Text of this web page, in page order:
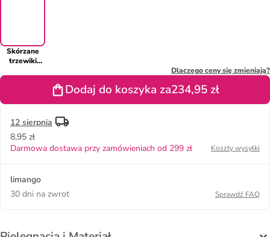
Skórzane
trzewiki
Dlaczego ceny się zmieniają?
Dodaj do koszyka za234,95 zł
12 sierpnia
8,95 zł
Darmowa dostawa przy zamówieniach od 299 zł
Koszty wysyłki
limango
30 dni na zwrot
Sprawdź FAQ